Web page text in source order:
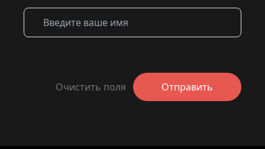
Очистить поля Отправить